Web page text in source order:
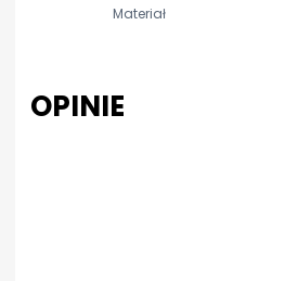
Materiał
OPINIE